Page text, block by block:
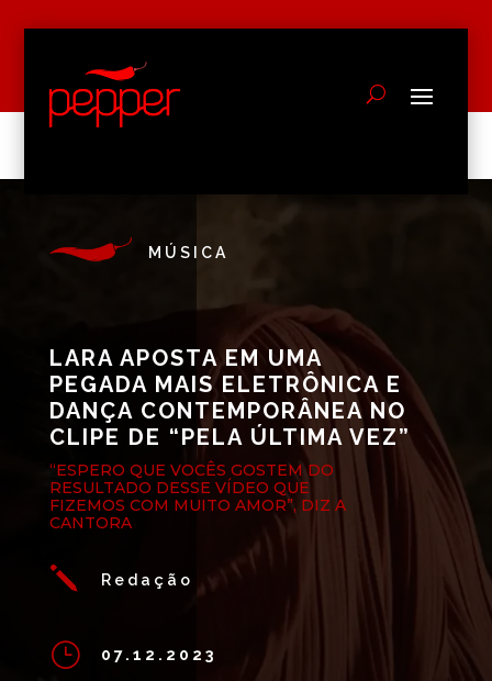
MÚSICA
LARA APOSTA EM UMA
PEGADA MAIS ELETRÔNICA E
DANÇA CONTEMPORÂNEA NO
CLIPE DE “PELA ÚLTIMA VEZ”
“ESPERO QUE VOCÊS GOSTEM DO
RESULTADO DESSE VÍDEO QUE
FIZEMOS COM MUITO AMOR”, DIZ A
CANTORA
j Redação
} 07.12.2023